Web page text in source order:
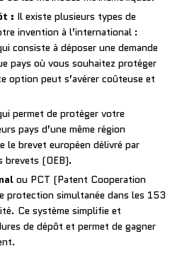
: Il existe plusieurs types de
invention à l’international :
consiste à déposer une demande
pays où vous souhaitez protéger
option peut s’avérer coûteuse et
permet de protéger votre
pays d’une même région
le brevet européen délivré par
brevets (OEB).
ou PCT (Patent Cooperation
protection simultanée dans les 153
Ce système simplifie et
de dépôt et permet de gagner